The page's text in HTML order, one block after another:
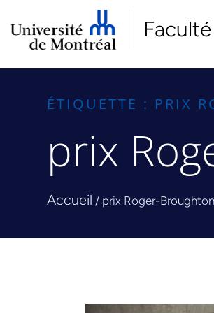
ÉTIQUETTE : PRIX
prix
Accueil / prix Roger-Broughton